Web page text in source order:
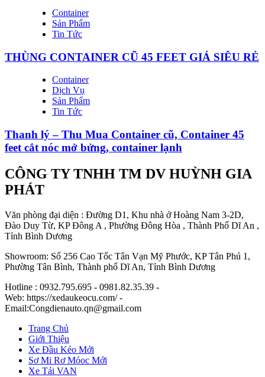
Container
Sản Phẩm
Tin Tức
THÙNG CONTAINER CŨ 45 FEET GIÁ SIÊU RẺ
Container
Dịch Vụ
Sản Phẩm
Tin Tức
Thanh lý – Thu Mua Container cũ, Container 45
feet cắt nóc mở bửng, container lạnh
CÔNG TY TNHH TM DV HUỲNH GIA
PHÁT
Văn phòng đại diện : Đường D1, Khu nhà ở Hoàng Nam 3-2D,
Đào Duy Từ, KP Đông A , Phường Đông Hòa , Thành Phố Dĩ An ,
Tỉnh Bình Dương
Showroom: Số 256 Cao Tốc Tân Vạn Mỹ Phước, KP Tân Phú 1,
Phường Tân Bình, Thành phố Dĩ An, Tỉnh Bình Dương
Hotline : 0932.795.695 - 0981.82.35.39 -
Web: https://xedaukeocu.com/ -
Email:Congdienauto.qn@gmail.com
Trang Chủ
Giới Thiệu
Xe Đầu Kéo Mới
Sơ Mi Rơ Móoc Mới
Xe Tải VAN